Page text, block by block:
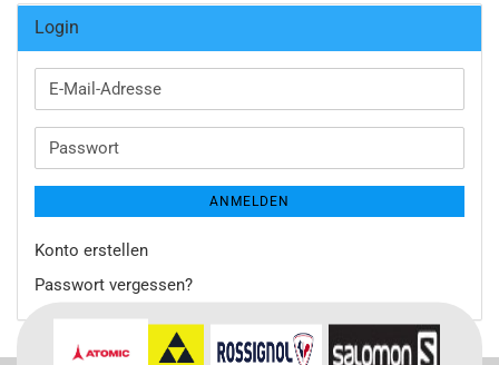
Login
E-
Mail-
Passwort
ANMELDEN
Konto erstellen
Passwort vergessen?